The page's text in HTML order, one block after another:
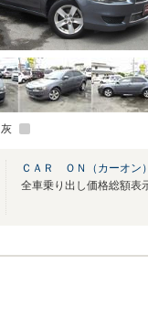
灰
ＣＡＲ ＯＮ（カーオン）